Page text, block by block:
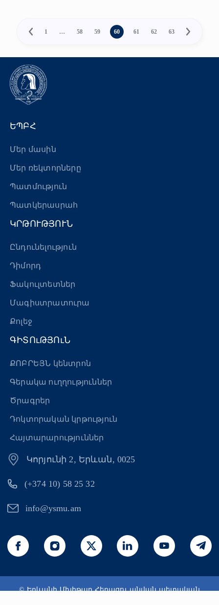
1 … 58 59 60 61 62 63
ԵՊԲՀ
Մեր մասին
Մեր ռեկտորները
Պատմություն
Պատկերասրահ
ԿՐԹՈՒԹՅՈՒՆ
Ընդունելություն
Դիմորդ
Ֆակուլտետներ
Մագիստրատուրա
Քոլեջ
ԳԻՏՈւԹՅՈւՆ
ՔՈԲՐԵՅՆ կենտրոն
Գերակա ուղղություններ
Ծրագրեր
Դոկտորական կրթություն
Հայտարարություններ
Կորյունի 2, Երևան, 0025
(+374 10) 58 25 32
info@ysmu.am
© Երևանի Մխիթար Հերացու անվան պետական